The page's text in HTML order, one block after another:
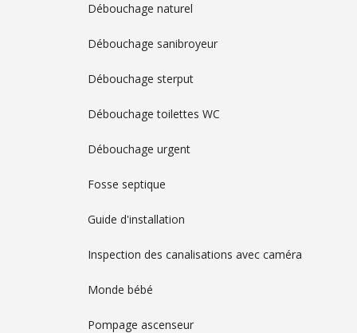
Débouchage naturel
Débouchage sanibroyeur
Débouchage sterput
Débouchage toilettes WC
Débouchage urgent
Fosse septique
Guide d'installation
Inspection des canalisations avec caméra
Monde bébé
Pompage ascenseur